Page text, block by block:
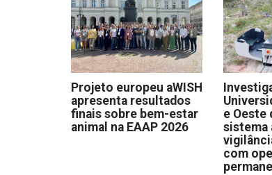
Projeto europeu aWISH
apresenta resultados
finais sobre bem-estar
animal na EAAP 2026
e Oeste
sistema
com